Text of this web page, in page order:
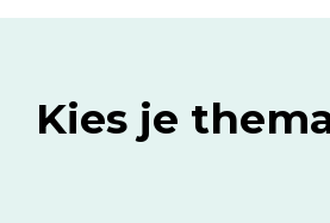
Kies je